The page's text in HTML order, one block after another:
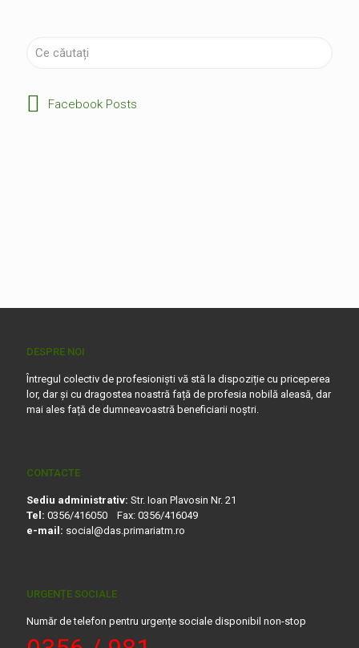
Facebook Posts
DESPRE NOI
Întregul colectiv de profesioniști vă stă la dispoziție cu priceperea
lor, dar și cu dragostea noastră față de profesia nobilă aleasă, dar
mai ales față de dumneavoastră beneficiarii noștri.
CONTACTE
Sediu administrativ: Str. Ioan Plavosin Nr. 21
Tel: 0356/416050 Fax: 0356/416049
e-mail: social@das.primariatm.ro
URGENȚE SOCIALE
Număr de telefon pentru urgențe sociale disponibil non-stop